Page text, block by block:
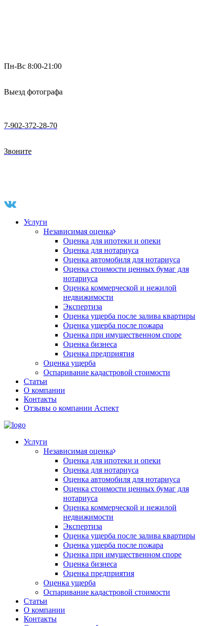
Пн-Вс 8:00-21:00
Выезд фотографа
7-902-372-28-70
Звоните
Услуги
Независимая оценка
Оценка для ипотеки и опеки
Оценка для нотариуса
Оценка автомобиля для нотариуса
Оценка стоимости ценных бумаг для
нотариуса
Оценка коммерческой и нежилой
недвижимости
Экспертиза
Оценка ущерба после залива квартиры
Оценка ущерба после пожара
Оценка при имущественном споре
Оценка бизнеса
Оценка предприятия
Оценка ущерба
Оспаривание кадастровой стоимости
Статьи
О компании
Контакты
Отзывы о компании Аспект
Услуги
Независимая оценка
Оценка для ипотеки и опеки
Оценка для нотариуса
Оценка автомобиля для нотариуса
Оценка стоимости ценных бумаг для
нотариуса
Оценка коммерческой и нежилой
недвижимости
Экспертиза
Оценка ущерба после залива квартиры
Оценка ущерба после пожара
Оценка при имущественном споре
Оценка бизнеса
Оценка предприятия
Оценка ущерба
Оспаривание кадастровой стоимости
Статьи
О компании
Контакты